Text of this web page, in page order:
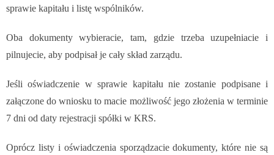
sprawie kapitału i listę wspólników.
Oba dokumenty wybieracie, tam, gdzie trzeba uzupełniacie i
pilnujecie, aby podpisał je cały skład zarządu.
Jeśli oświadczenie w sprawie kapitału nie zostanie podpisane i
załączone do wniosku to macie możliwość jego złożenia w terminie
7 dni od daty rejestracji spółki w KRS.
Oprócz listy i oświadczenia sporządzacie dokumenty, które nie są